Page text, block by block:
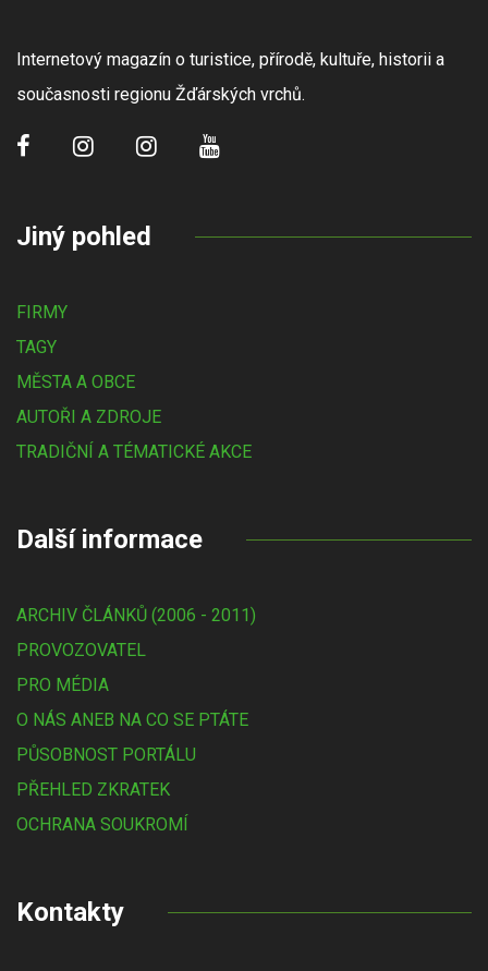
Internetový magazín o turistice, přírodě, kultuře, historii a
současnosti regionu Žďárských vrchů.
Jiný pohled
FIRMY
TAGY
MĚSTA A OBCE
AUTOŘI A ZDROJE
TRADIČNÍ A TÉMATICKÉ AKCE
Další informace
ARCHIV ČLÁNKŮ (2006 - 2011)
PROVOZOVATEL
PRO MÉDIA
O NÁS ANEB NA CO SE PTÁTE
PŮSOBNOST PORTÁLU
PŘEHLED ZKRATEK
OCHRANA SOUKROMÍ
Kontakty